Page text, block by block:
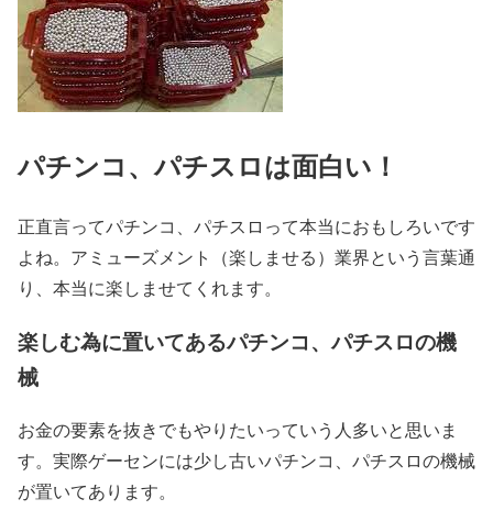
パチンコ、パチスロは面白い！
正直言ってパチンコ、パチスロって本当におもしろいです
よね。アミューズメント（楽しませる）業界という言葉通
り、本当に楽しませてくれます。
楽しむ為に置いてあるパチンコ、パチスロの機
械
お金の要素を抜きでもやりたいっていう人多いと思いま
す。実際ゲーセンには少し古いパチンコ、パチスロの機械
が置いてあります。